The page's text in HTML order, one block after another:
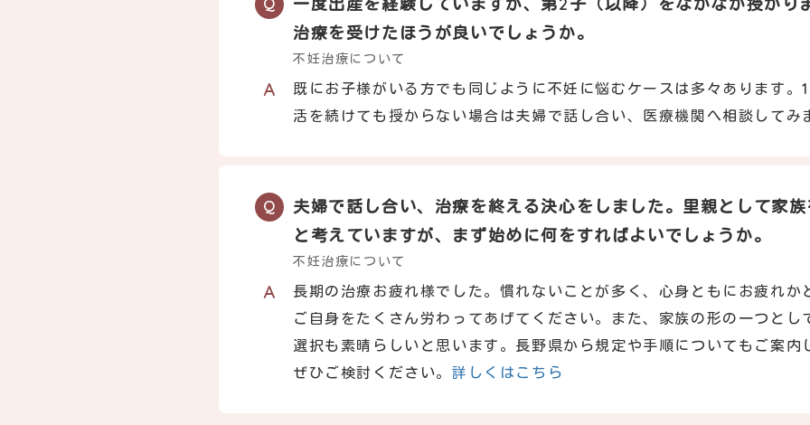
治療を受けたほうが良いでしょうか。
不妊治療について
既にお子様がいる方でも同じように不妊に悩むケースは多々あります。
活を続けても授からない場合は夫婦で話し合い、医療機関へ相談してみ
夫婦で話し合い、治療を終える決心をしました。里親として家
と考えていますが、まず始めに何をすればよいでしょうか。
不妊治療について
長期の治療お疲れ様でした。慣れないことが多く、心身ともにお疲れか
ご自身をたくさん労わってあげてください。また、家族の形の一つとし
選択も素晴らしいと思います。長野県から規定や手順についてもご案内
ぜひご検討ください。 詳しくはこちら